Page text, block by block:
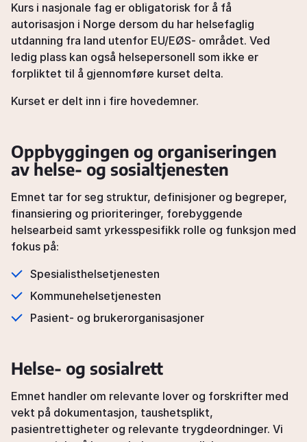
Kurs i nasjonale fag er obligatorisk for å få
autorisasjon i Norge dersom du har helsefaglig
utdanning fra land utenfor EU/EØS- området. Ved
ledig plass kan også helsepersonell som ikke er
forpliktet til å gjennomføre kurset delta.
Kurset er delt inn i fire hovedemner.
Oppbyggingen og organiseringen
av helse- og sosialtjenesten
Emnet tar for seg struktur, definisjoner og begreper,
finansiering og prioriteringer, forebyggende
helsearbeid samt yrkesspesifikk rolle og funksjon med
fokus på:
Spesialisthelsetjenesten
Kommunehelsetjenesten
Pasient- og brukerorganisasjoner
Helse- og sosialrett
Emnet handler om relevante lover og forskrifter med
vekt på dokumentasjon, taushetsplikt,
pasientrettigheter og relevante trygdeordninger. Vi
Register here and location
All course venues